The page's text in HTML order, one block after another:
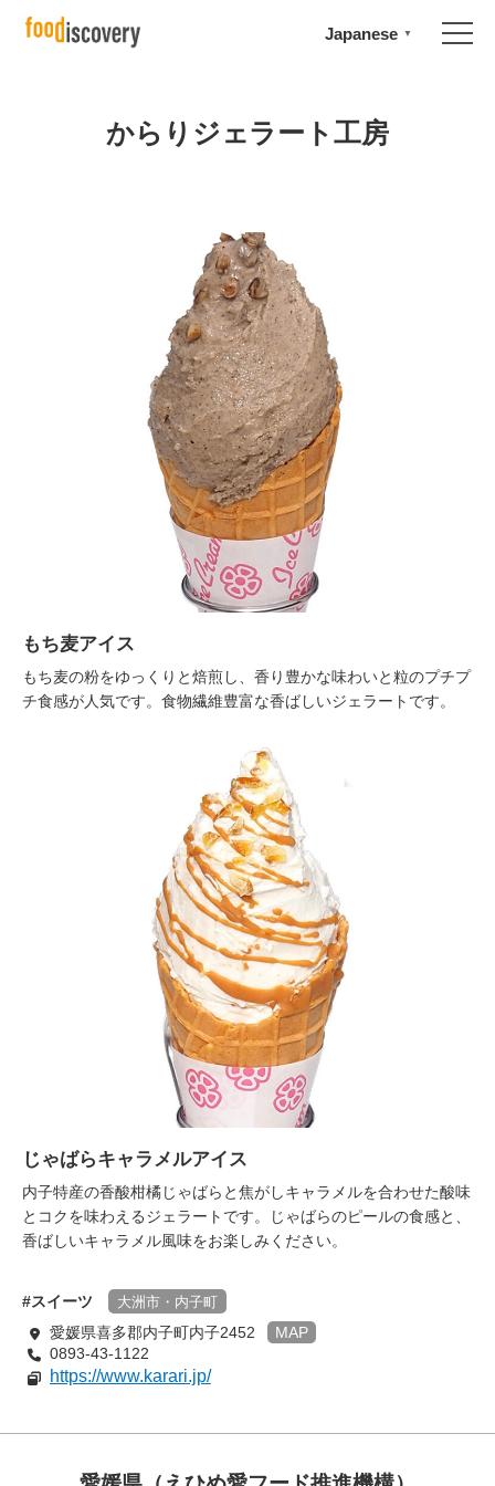
からりジェラート工房
もち麦アイス
もち麦の粉をゆっくりと焙煎し、香り豊かな味わいと粒のプチプ
チ食感が人気です。食物繊維豊富な香ばしいジェラートです。
じゃばらキャラメルアイス
内子特産の香酸柑橘じゃばらと焦がしキャラメルを合わせた酸味
とコクを味わえるジェラートです。じゃばらのピールの食感と、
香ばしいキャラメル風味をお楽しみください。
スイーツ 大洲市・内子町
愛媛県喜多郡内子町内子2452
MAP
0893-43-1122
https://www.karari.jp/
Japanese ▼